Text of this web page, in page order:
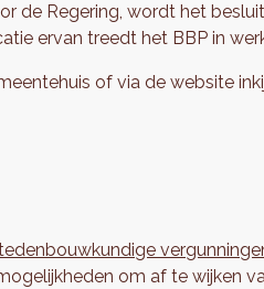
de Regering, wordt het
ervan treedt het BBP in
of via de website
om af te wijken